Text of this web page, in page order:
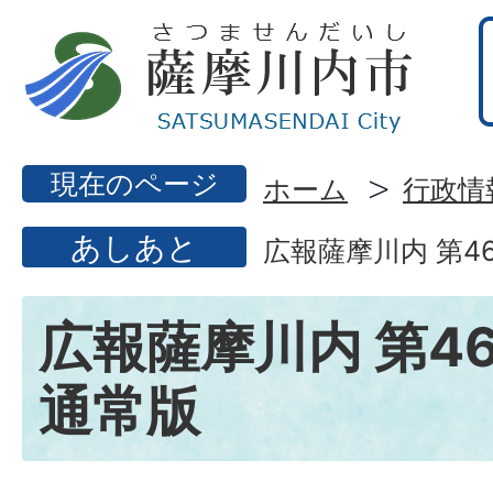
現在のページ ホーム 行政情
あしあと 広報薩摩川内 第
広報薩摩川内 第
通常版